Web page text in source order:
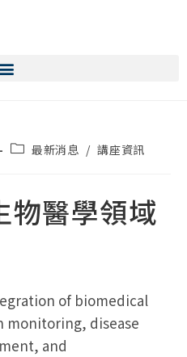
最新消息 / 講座資訊
物醫學領域
of biomedical
disease
and